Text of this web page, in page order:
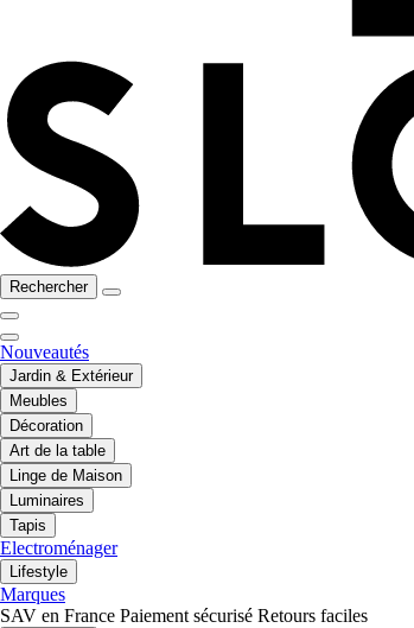
Rechercher
Nouveautés
Jardin & Extérieur
Meubles
Décoration
Art de la table
Linge de Maison
Luminaires
Tapis
Electroménager
Lifestyle
Marques
SAV en France Paiement sécurisé Retours faciles